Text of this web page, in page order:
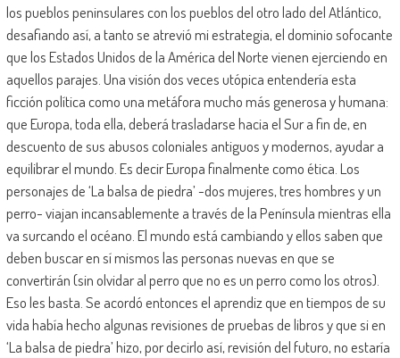
los pueblos peninsulares con los pueblos del otro lado del Atlántico,
desafiando así, a tanto se atrevió mi estrategia, el dominio sofocante
que los Estados Unidos de la América del Norte vienen ejerciendo en
aquellos parajes. Una visión dos veces utópica entendería esta
ficción política como una metáfora mucho más generosa y humana:
que Europa, toda ella, deberá trasladarse hacia el Sur a fin de, en
descuento de sus abusos coloniales antiguos y modernos, ayudar a
equilibrar el mundo. Es decir Europa finalmente como ética. Los
personajes de ‘La balsa de piedra’ -dos mujeres, tres hombres y un
perro- viajan incansablemente a través de la Península mientras ella
va surcando el océano. El mundo está cambiando y ellos saben que
deben buscar en sí mismos las personas nuevas en que se
convertirán (sin olvidar al perro que no es un perro como los otros).
Eso les basta. Se acordó entonces el aprendiz que en tiempos de su
vida había hecho algunas revisiones de pruebas de libros y que si en
‘La balsa de piedra’ hizo, por decirlo así, revisión del futuro, no estaría